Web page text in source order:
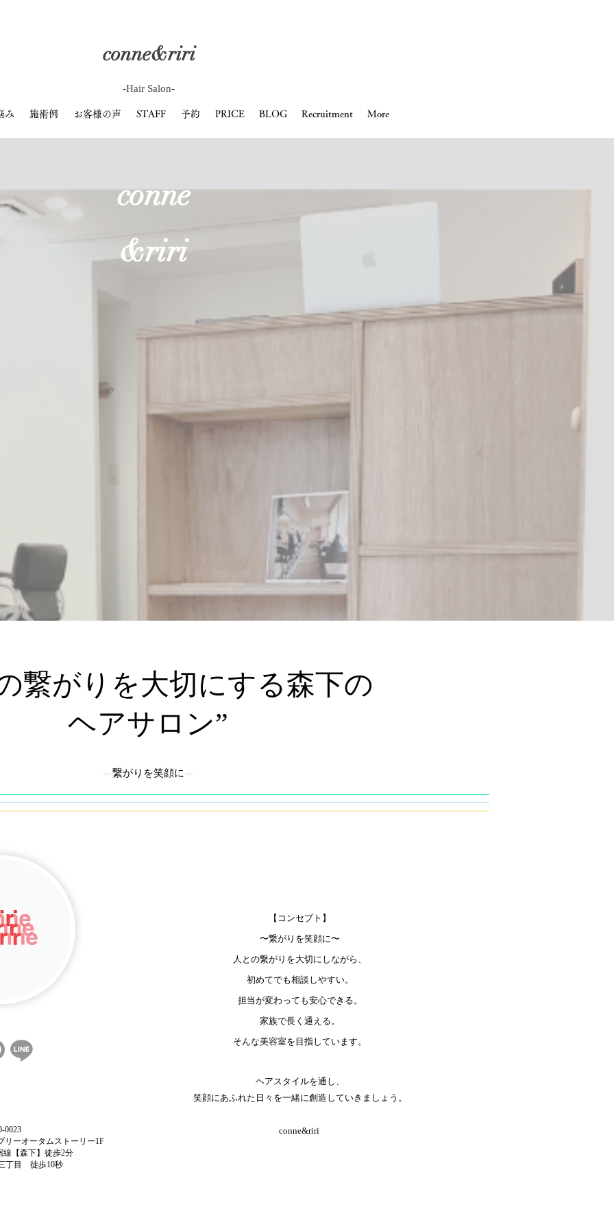
conne&riri
​-Hair Salon-
み 施術例 お客様の声 STAFF 予約 PRICE BLOG Recruitment More
conne
&riri
繋がりを大切にする森下の
ヘアサロン”
​—繋がりを笑顔に—
0023
リーオータムストーリー1F
線【森下】徒歩2分
丁目 徒歩10秒
【コンセプト】
〜繋がりを笑顔に〜
人との繋がりを大切にしながら、​
初めてでも相談しやすい。
担当が変わっても安心できる。
家族で長く通える。
そんな美容室を目指しています。
ヘアスタイルを通し、
笑顔にあふれた日々を一緒に創造していきましょう。
conne&riri